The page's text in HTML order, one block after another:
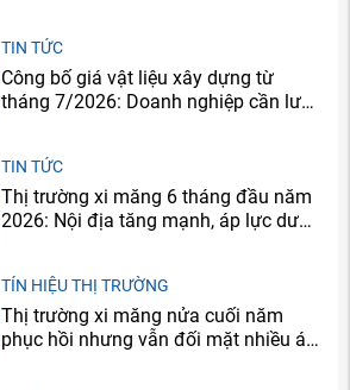
TIN TỨC
Công bố giá vật liệu xây dựng từ
tháng 7/2026: Doanh nghiệp cần lưu
TIN TỨC
Thị trường xi măng 6 tháng đầu năm
2026: Nội địa tăng mạnh, áp lực dư
TÍN HIỆU THỊ TRƯỜNG
Thị trường xi măng nửa cuối năm
phục hồi nhưng vẫn đối mặt nhiều áp